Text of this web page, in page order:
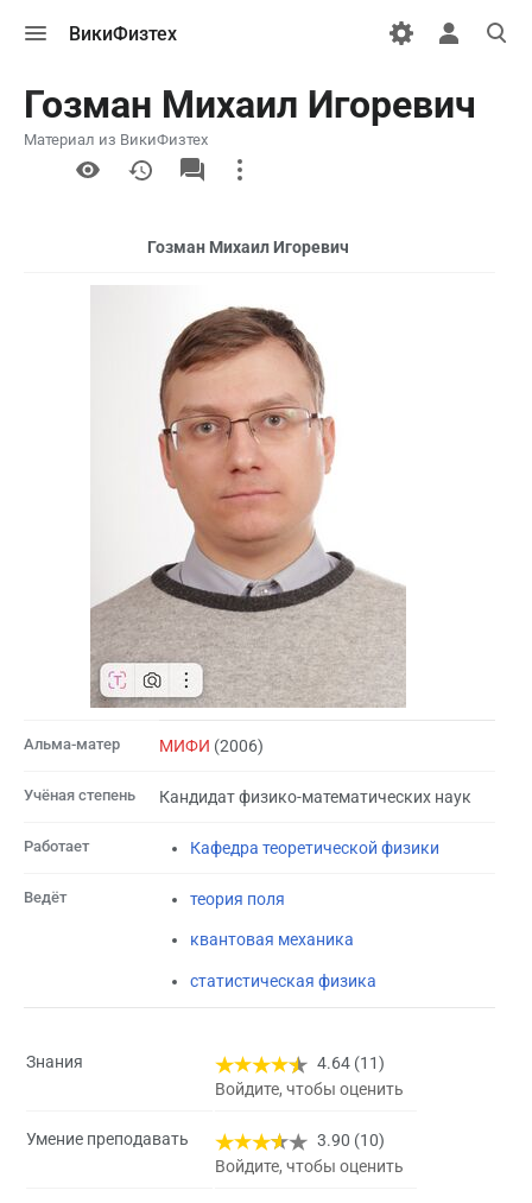
меню
ВикиФизтех
Открыть
поиск
Гозман Михаил Игоревич
Материал из ВикиФизтех
More
actions
Гозман Михаил Игоревич
Альма-матер МИФИ (2006)
Учёная степень Кандидат физико-математических наук
Работает Кафедра теоретической физики
Ведёт теория поля
квантовая механика
статистическая физика
Знания
4.64 (11)
Войдите, чтобы оценить
Умение преподавать
3.90 (10)
Войдите, чтобы оценить